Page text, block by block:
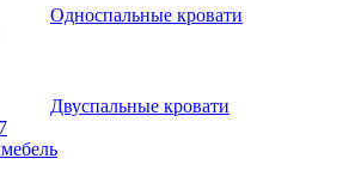
Односпальные кровати
Двуспальные кровати